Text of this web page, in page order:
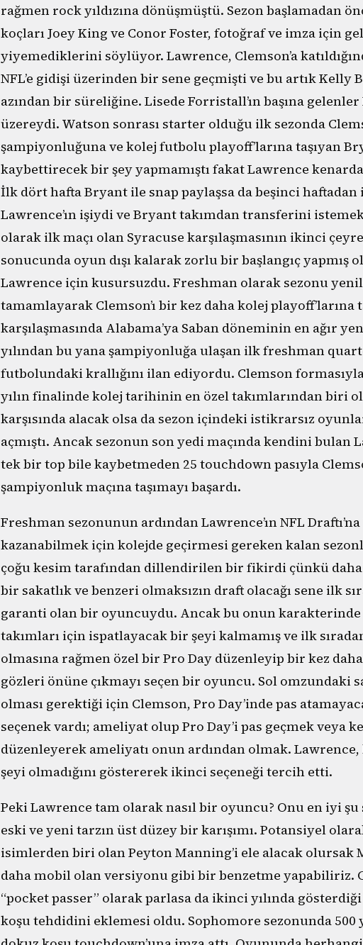
rağmen rock yıldızına dönüşmüştü. Sezon başlamadan
koçları Joey King ve Conor Foster, fotoğraf ve imza için
yiyemediklerini söylüyor. Lawrence, Clemson’a
NFL’e gidişi üzerinden bir sene geçmişti ve bu artık Kelly
azından bir süreliğine. Lisede Forristall’ın başına
üzereydi. Watson sonrası starter olduğu ilk sezonda
şampiyonluğuna ve kolej futbolu playoff’larına taşıyan
kaybettirecek bir şey yapmamıştı fakat Lawrence
İlk dört hafta Bryant ile snap paylaşsa da beşinci
Lawrence’ın işiydi ve Bryant takımdan transferini
olarak ilk maçı olan Syracuse karşılaşmasının ikinci
sonucunda oyun dışı kalarak zorlu bir başlangıç yapmış
Lawrence için kusursuzdu. Freshman olarak sezonu
tamamlayarak Clemson’ı bir kez daha kolej playoff’larına
karşılaşmasında Alabama’ya Saban döneminin en ağır
yılından bu yana şampiyonluğa ulaşan ilk freshman
futbolundaki krallığını ilan ediyordu. Clemson
yılın finalinde kolej tarihinin en özel takımlarından biri
karşısında alacak olsa da sezon içindeki istikrarsız
açmıştı. Ancak sezonun son yedi maçında kendini bulan
tek bir top bile kaybetmeden 25 touchdown pasıyla
şampiyonluk maçına taşımayı başardı.
Freshman sezonunun ardından Lawrence’ın NFL
kazanabilmek için kolejde geçirmesi gereken kalan
çoğu kesim tarafından dillendirilen bir fikirdi çünkü
bir sakatlık ve benzeri olmaksızın draft olacağı sene ilk
garanti olan bir oyuncuydu. Ancak bu onun karakterinde
takımları için ispatlayacak bir şeyi kalmamış ve ilk
olmasına rağmen özel bir Pro Day düzenleyip bir kez
gözleri önüne çıkmayı seçen bir oyuncu. Sol omzundaki
olması gerektiği için Clemson, Pro Day’inde pas
seçenek vardı; ameliyat olup Pro Day’i pas geçmek veya
düzenleyerek ameliyatı onun ardından olmak.
şeyi olmadığını göstererek ikinci seçeneği tercih etti.
Peki Lawrence tam olarak nasıl bir oyuncu? Onu en iyi
eski ve yeni tarzın üst düzey bir karışımı. Potansiyel
isimlerden biri olan Peyton Manning’i ele alacak olursak
daha mobil olan versiyonu gibi bir benzetme yapabiliriz.
“pocket passer” olarak parlasa da ikinci yılında
koşu tehdidini eklemesi oldu. Sophomore sezonunda 500